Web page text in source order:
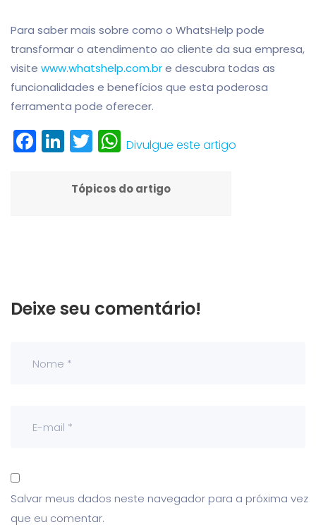
Para saber mais sobre como o WhatsHelp pode
transformar o atendimento ao cliente da sua empresa,
visite www.whatshelp.com.bre descubra todas as
funcionalidades e benefícios que esta poderosa
ferramenta pode oferecer.
FacebookLinkedInTwitterWhatsApp
Divulgue este artigo
Tópicos do artigo
Deixe seu comentário!
Salvar meus dados neste navegador para a próxima vez
que eu comentar.